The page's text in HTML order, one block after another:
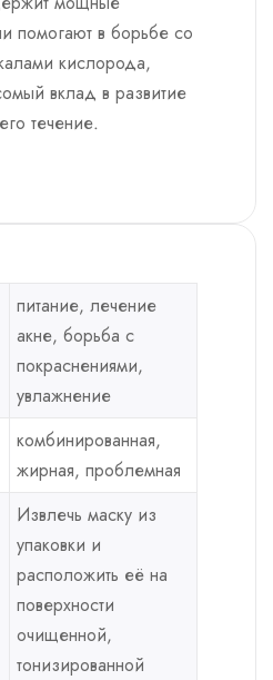
помогают в борьбе со
кислорода,
вклад в развитие
течение.
питание, лечение
акне, борьба с
покраснениями,
увлажнение
комбинированная,
жирная, проблемная
Извлечь маску из
упаковки и
расположить её на
поверхности
очищенной,
тонизированной